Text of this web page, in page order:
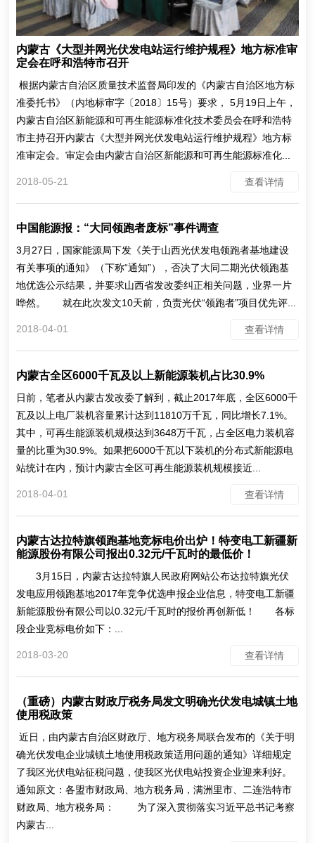
内蒙古《大型并网光伏发电站运行维护规程》地方标准审
定会在呼和浩特市召开
根据内蒙古自治区质量技术监督局印发的《内蒙古自治区地方标
准委托书》（内地标审字〔2018〕15号）要求， 5月19日上午，
内蒙古自治区新能源和可再生能源标准化技术委员会在呼和浩特
市主持召开内蒙古《大型并网光伏发电站运行维护规程》地方标
准审定会。审定会由内蒙古自治区新能源和可再生能源标准化...
2018-05-21 查看详情
中国能源报：“大同领跑者废标”事件调查
3月27日，国家能源局下发《关于山西光伏发电领跑者基地建设
有关事项的通知》（下称“通知”），否决了大同二期光伏领跑基
地优选公示结果，并要求山西省发改委纠正相关问题，业界一片
哗然。 就在此次发文10天前，负责光伏“领跑者”项目优先评...
2018-04-01 查看详情
内蒙古全区6000千瓦及以上新能源装机占比30.9%
日前，笔者从内蒙古发改委了解到，截止2017年底，全区6000千
瓦及以上电厂装机容量累计达到11810万千瓦，同比增长7.1%。
其中，可再生能源装机规模达到3648万千瓦，占全区电力装机容
量的比重为30.9%。如果把6000千瓦以下装机的分布式新能源电
站统计在内，预计内蒙古全区可再生能源装机规模接近...
2018-04-01 查看详情
内蒙古达拉特旗领跑基地竞标电价出炉！特变电工新疆新
能源股份有限公司报出0.32元/千瓦时的最低价！
3月15日，内蒙古达拉特旗人民政府网站公布达拉特旗光伏
发电应用领跑基地2017年竞争优选申报企业信息，特变电工新疆
新能源股份有限公司以0.32元/千瓦时的报价再创新低！ 各标
段企业竞标电价如下：...
2018-03-20 查看详情
（重磅）内蒙古财政厅税务局发文明确光伏发电城镇土地
使用税政策
近日，由内蒙古自治区财政厅、地方税务局联合发布的《关于明
确光伏发电企业城镇土地使用税政策适用问题的通知》详细规定
了我区光伏电站征税问题，使我区光伏电站投资企业迎来利好。
通知原文：各盟市财政局、地方税务局，满洲里市、二连浩特市
财政局、地方税务局： 为了深入贯彻落实习近平总书记考察
内蒙古...